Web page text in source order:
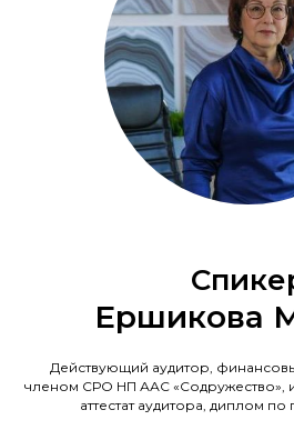
Ершикова
Действующий аудитор,
членом СРО НП ААС «Содружество»,
аттестат аудитора, диплом